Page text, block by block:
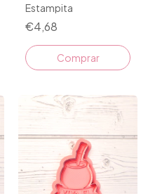
Estampita
€4,68
Comprar